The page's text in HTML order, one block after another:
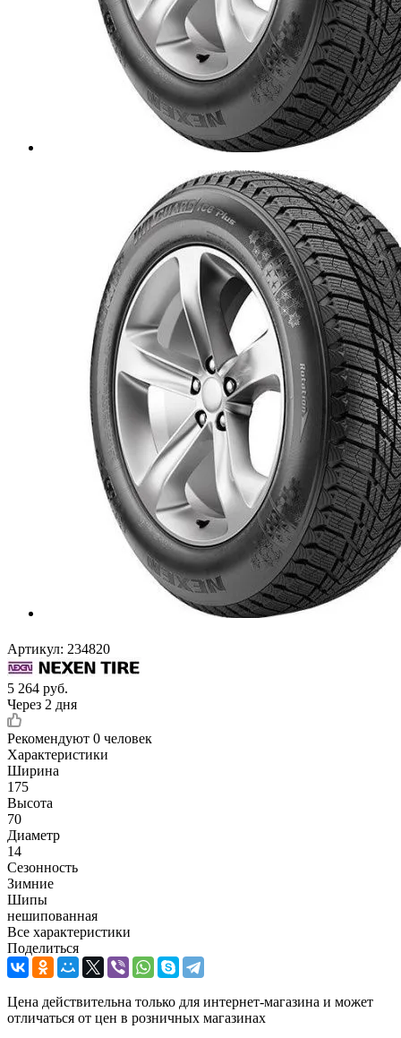
Артикул: 234820
5 264 руб.
Через 2 дня
Рекомендуют 0 человек
Характеристики
Ширина
175
Высота
70
Диаметр
14
Сезонность
Зимние
Шипы
нешипованная
Все характеристики
Поделиться
Цена действительна только для интернет-магазина и может
отличаться от цен в розничных магазинах